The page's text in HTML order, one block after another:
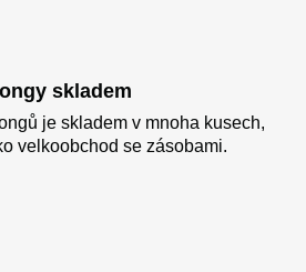
skladem
je skladem v mnoha kusech,
velkoobchod se zásobami.